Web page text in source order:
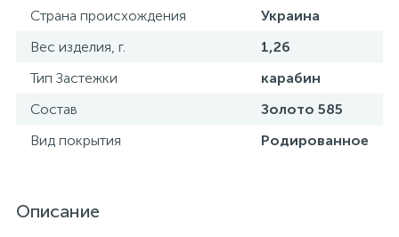
Страна происхождения
Украина
Вес изделия, г.
1,26
Тип Застежки
карабин
Состав
Золото 585
Вид покрытия
Родированное
Описание